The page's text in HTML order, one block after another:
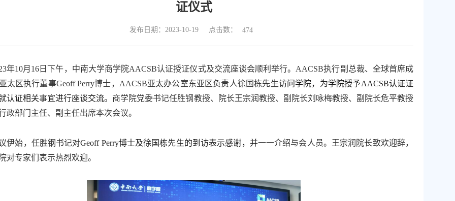
证仪式
发布日期：2023-10-19 点击数： 474
3年10月 16 日下午， 中南大学商学院AACSB认证授证仪式及交流座谈会顺利举行。 AACSB执行副总裁、全球首席成
太区执行董事Geoff Perry博士， AACSB亚太办公室东亚区负责人徐国栋先生访问 学院， 为学院授予AACSB认证证
认证相关事宜进行座谈交流。 商学院党委书记任胜钢教授、
院长王宗润教授、副院长刘咏梅教授、副院长危平教授
政部门主任、 副主任出席本次会议。
伊始，任胜钢 书记对Geoff Perry博士及徐国栋先生的到访表示感谢， 并一一介绍与会人员。 王宗润 院长致欢迎辞，
对专家们表示热烈欢迎。